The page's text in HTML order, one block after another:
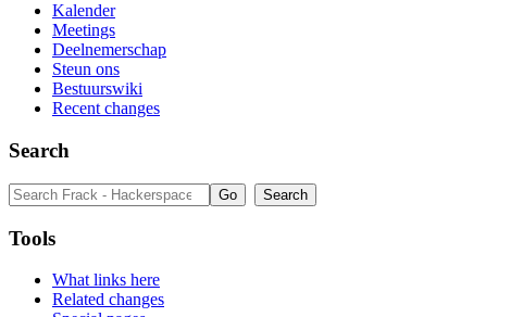
Kalender
Meetings
Deelnemerschap
Steun ons
Bestuurswiki
Recent changes
Search
Tools
What links here
Related changes